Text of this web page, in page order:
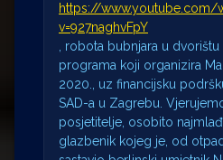
https://www.youtube.com/
v=927naghvFpY
, robota bubnjara u
programa koji organizira
2020., uz financijsku
SAD-a u Zagrebu.
posjetitelje, osobito
glazbenik kojeg je, od